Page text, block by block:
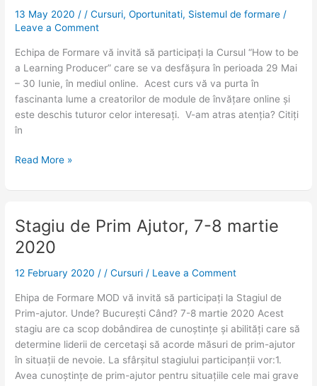
13 May 2020//Cursuri,Oportunitati, Sistemul de formare /
Leave a Comment
Echipa de Formare vă invită să participați la Cursul “How to be
a Learning Producer” care se va desfășura în perioada 29 Mai
– 30 Iunie, în mediul online. Acest curs vă va purta în
fascinanta lume a creatorilor de module de învățare online și
este deschis tuturor celor interesați. V-am atras atenția? Citiți
în
Read More »
Stagiu de Prim Ajutor, 7-8 martie
2020
12 February 2020//Cursuri / Leave a Comment
Ehipa de Formare MOD vă invită să participați la Stagiul de
Prim-ajutor. Unde? București Când? 7-8 martie 2020 Acest
stagiu are ca scop dobândirea de cunoștințe și abilități care să
determine liderii de cercetaşi să acorde măsuri de prim-ajutor
în situații de nevoie. La sfârșitul stagiului participanții vor:1.
Avea cunoștințe de prim-ajutor pentru situațiile cele mai grave
Stagiu
de
Prim
Ajutor,
8
martie
2020